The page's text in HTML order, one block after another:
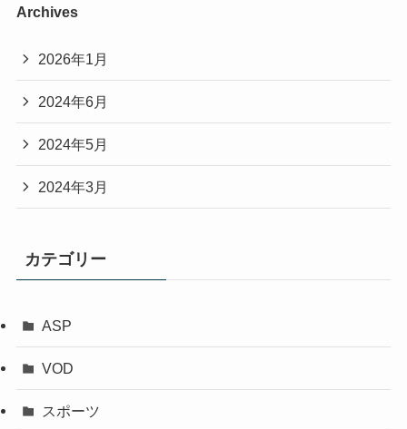
Archives
2026年1月
2024年6月
2024年5月
2024年3月
カテゴリー
ASP
VOD
スポーツ